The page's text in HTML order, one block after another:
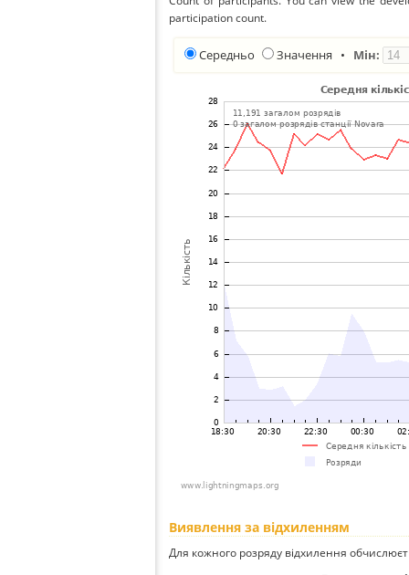
participation count.
Середньо Значення • Мін:
Виявлення за відхиленням
Для кожного розряду відхилення